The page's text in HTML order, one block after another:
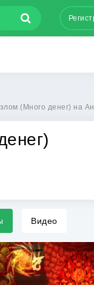
(Много денег) на
Видео